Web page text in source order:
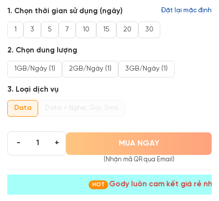
1. Chọn thời gian sử dụng (ngày) Đặt lại mặc định
1 3 5 7 10 15 20 30
2. Chọn dung lượng
1GB/ngày (1) 2GB/ngày (1) 3GB/ngày (1)
3. Loại dịch vụ
Data Data + Nghe, Gọi, Sms
- + MUA NGAY
(Nhận mã QR qua Email)
HOT Gody luôn cam kết giá rẻ